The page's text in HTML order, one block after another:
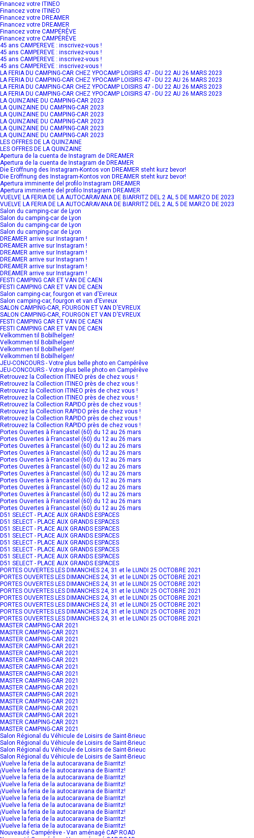
Financez votre ITINEO
Financez votre ITINEO
Financez votre DREAMER
Financez votre DREAMER
Financez votre CAMPÉRÊVE
Financez votre CAMPÉRÊVE
45 ans CAMPEREVE : inscrivez-vous !
45 ans CAMPEREVE : inscrivez-vous !
45 ans CAMPEREVE : inscrivez-vous !
45 ans CAMPEREVE : inscrivez-vous !
LA FERIA DU CAMPING-CAR CHEZ YPOCAMP LOISIRS 47 - DU 22 AU 26 MARS 2023
LA FERIA DU CAMPING-CAR CHEZ YPOCAMP LOISIRS 47 - DU 22 AU 26 MARS 2023
LA FERIA DU CAMPING-CAR CHEZ YPOCAMP LOISIRS 47 - DU 22 AU 26 MARS 2023
LA FERIA DU CAMPING-CAR CHEZ YPOCAMP LOISIRS 47 - DU 22 AU 26 MARS 2023
LA QUINZAINE DU CAMPING-CAR 2023
LA QUINZAINE DU CAMPING-CAR 2023
LA QUINZAINE DU CAMPING-CAR 2023
LA QUINZAINE DU CAMPING-CAR 2023
LA QUINZAINE DU CAMPING-CAR 2023
LA QUINZAINE DU CAMPING-CAR 2023
LES OFFRES DE LA QUINZAINE
LES OFFRES DE LA QUINZAINE
Apertura de la cuenta de Instagram de DREAMER
Apertura de la cuenta de Instagram de DREAMER
Die Eröffnung des Instagram-Kontos von DREAMER steht kurz bevor!
Die Eröffnung des Instagram-Kontos von DREAMER steht kurz bevor!
Apertura imminente del profilo Instagram DREAMER
Apertura imminente del profilo Instagram DREAMER
VUELVE LA FERIA DE LA AUTOCARAVANA DE BIARRITZ DEL 2 AL 5 DE MARZO DE 2023
VUELVE LA FERIA DE LA AUTOCARAVANA DE BIARRITZ DEL 2 AL 5 DE MARZO DE 2023
Salon du camping-car de Lyon
Salon du camping-car de Lyon
Salon du camping-car de Lyon
Salon du camping-car de Lyon
DREAMER arrive sur Instagram !
DREAMER arrive sur Instagram !
DREAMER arrive sur Instagram !
DREAMER arrive sur Instagram !
DREAMER arrive sur Instagram !
DREAMER arrive sur Instagram !
FESTI CAMPING CAR ET VAN DE CAEN
FESTI CAMPING CAR ET VAN DE CAEN
Salon camping-car, fourgon et van d'Evreux
Salon camping-car, fourgon et van d'Evreux
SALON CAMPING-CAR, FOURGON ET VAN D'EVREUX
SALON CAMPING-CAR, FOURGON ET VAN D'EVREUX
FESTI CAMPING CAR ET VAN DE CAEN
FESTI CAMPING CAR ET VAN DE CAEN
Velkommen til Bobilhelgen!
Velkommen til Bobilhelgen!
Velkommen til Bobilhelgen!
Velkommen til Bobilhelgen!
JEU-CONCOURS - Votre plus belle photo en Campérêve
JEU-CONCOURS - Votre plus belle photo en Campérêve
Retrouvez la Collection ITINEO près de chez vous !
Retrouvez la Collection ITINEO près de chez vous !
Retrouvez la Collection ITINEO près de chez vous !
Retrouvez la Collection ITINEO près de chez vous !
Retrouvez la Collection RAPIDO près de chez vous !
Retrouvez la Collection RAPIDO près de chez vous !
Retrouvez la Collection RAPIDO près de chez vous !
Retrouvez la Collection RAPIDO près de chez vous !
Portes Ouvertes à Francastel (60) du 12 au 26 mars
Portes Ouvertes à Francastel (60) du 12 au 26 mars
Portes Ouvertes à Francastel (60) du 12 au 26 mars
Portes Ouvertes à Francastel (60) du 12 au 26 mars
Portes Ouvertes à Francastel (60) du 12 au 26 mars
Portes Ouvertes à Francastel (60) du 12 au 26 mars
Portes Ouvertes à Francastel (60) du 12 au 26 mars
Portes Ouvertes à Francastel (60) du 12 au 26 mars
Portes Ouvertes à Francastel (60) du 12 au 26 mars
Portes Ouvertes à Francastel (60) du 12 au 26 mars
Portes Ouvertes à Francastel (60) du 12 au 26 mars
Portes Ouvertes à Francastel (60) du 12 au 26 mars
D51 SELECT - PLACE AUX GRANDS ESPACES
D51 SELECT - PLACE AUX GRANDS ESPACES
D51 SELECT - PLACE AUX GRANDS ESPACES
D51 SELECT - PLACE AUX GRANDS ESPACES
D51 SELECT - PLACE AUX GRANDS ESPACES
D51 SELECT - PLACE AUX GRANDS ESPACES
D51 SELECT - PLACE AUX GRANDS ESPACES
D51 SELECT - PLACE AUX GRANDS ESPACES
PORTES OUVERTES LES DIMANCHES 24, 31 et le LUNDI 25 OCTOBRE 2021
PORTES OUVERTES LES DIMANCHES 24, 31 et le LUNDI 25 OCTOBRE 2021
PORTES OUVERTES LES DIMANCHES 24, 31 et le LUNDI 25 OCTOBRE 2021
PORTES OUVERTES LES DIMANCHES 24, 31 et le LUNDI 25 OCTOBRE 2021
PORTES OUVERTES LES DIMANCHES 24, 31 et le LUNDI 25 OCTOBRE 2021
PORTES OUVERTES LES DIMANCHES 24, 31 et le LUNDI 25 OCTOBRE 2021
PORTES OUVERTES LES DIMANCHES 24, 31 et le LUNDI 25 OCTOBRE 2021
PORTES OUVERTES LES DIMANCHES 24, 31 et le LUNDI 25 OCTOBRE 2021
MASTER CAMPING-CAR 2021
MASTER CAMPING-CAR 2021
MASTER CAMPING-CAR 2021
MASTER CAMPING-CAR 2021
MASTER CAMPING-CAR 2021
MASTER CAMPING-CAR 2021
MASTER CAMPING-CAR 2021
MASTER CAMPING-CAR 2021
MASTER CAMPING-CAR 2021
MASTER CAMPING-CAR 2021
MASTER CAMPING-CAR 2021
MASTER CAMPING-CAR 2021
MASTER CAMPING-CAR 2021
MASTER CAMPING-CAR 2021
MASTER CAMPING-CAR 2021
MASTER CAMPING-CAR 2021
Salon Régional du Véhicule de Loisirs de Saint-Brieuc
Salon Régional du Véhicule de Loisirs de Saint-Brieuc
Salon Régional du Véhicule de Loisirs de Saint-Brieuc
Salon Régional du Véhicule de Loisirs de Saint-Brieuc
¡Vuelve la feria de la autocaravana de Biarritz!
¡Vuelve la feria de la autocaravana de Biarritz!
¡Vuelve la feria de la autocaravana de Biarritz!
¡Vuelve la feria de la autocaravana de Biarritz!
¡Vuelve la feria de la autocaravana de Biarritz!
¡Vuelve la feria de la autocaravana de Biarritz!
¡Vuelve la feria de la autocaravana de Biarritz!
¡Vuelve la feria de la autocaravana de Biarritz!
¡Vuelve la feria de la autocaravana de Biarritz!
¡Vuelve la feria de la autocaravana de Biarritz!
Nouveauté Campérêve - Van aménagé CAP ROAD